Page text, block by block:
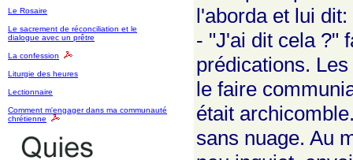
Le Rosaire
Le sacrement de réconciliation et le
dialogue avec un prêtre
La confession
Liturgie des heures
Lectionnaire
Comment m'engager dans ma communauté
chrétienne
l'aborda et lui
- "J'ai dit cela ?"
prédications.
le faire
était
sans nuage. Au